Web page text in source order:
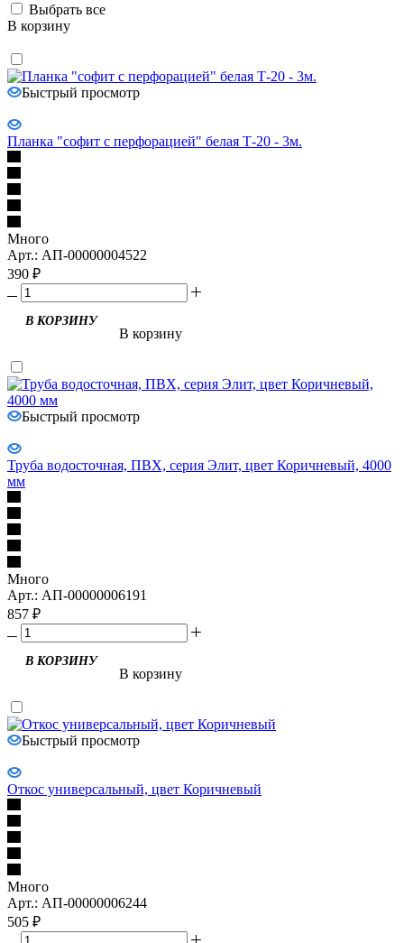
Выбрать все
В корзину
Быстрый просмотр
Планка "софит с перфорацией" белая Т-20 - 3м.
Много
Арт.: АП-00000004522
390 ₽
В КОРЗИНУ
В корзину
Быстрый просмотр
Труба водосточная, ПВХ, серия Элит, цвет Коричневый, 4000
мм
Много
Арт.: АП-00000006191
857 ₽
В КОРЗИНУ
В корзину
Быстрый просмотр
Откос универсальный, цвет Коричневый
Много
Арт.: АП-00000006244
505 ₽